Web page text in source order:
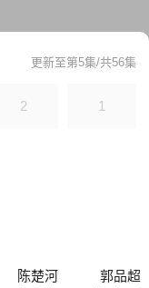
一路畅玩，不意误闯魔
那么容易的工作，她不
怎么样呢？谁让命中注
更新至第5集/共56集
2 1
陈楚河 郭品超